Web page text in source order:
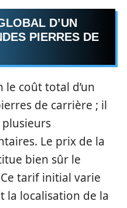
D’UN
PIERRES DE
le coût total d’un
de carrière ; il
Le prix de la
bien sûr le
tarif initial varie
la localisation de la